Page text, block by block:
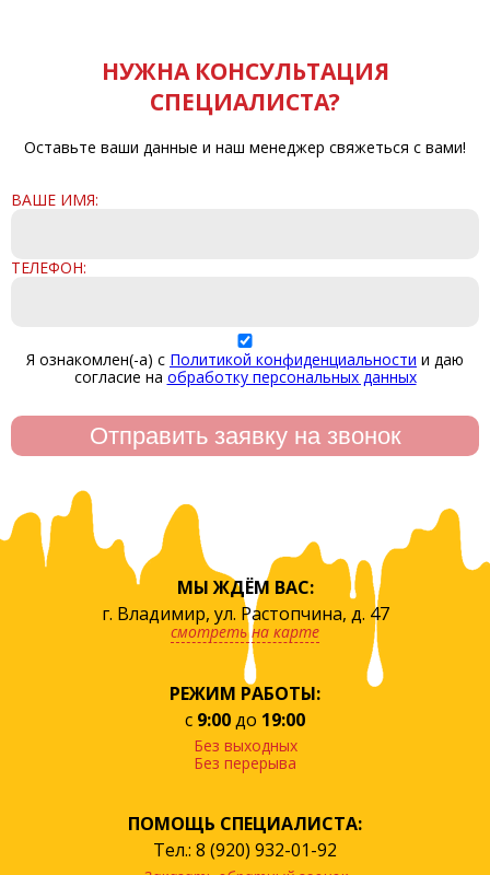
НУЖНА КОНСУЛЬТАЦИЯ
СПЕЦИАЛИСТА?
Оставьте ваши данные и наш менеджер свяжеться с вами!
ВАШЕ ИМЯ:
ТЕЛЕФОН:
Я ознакомлен(-а) с Политикой конфиденциальности и даю
согласие на обработку персональных данных
МЫ ЖДЁМ ВАС:
г. Владимир, ул. Растопчина, д. 47
смотреть на карте
РЕЖИМ РАБОТЫ:
с 9:00до 19:00
Без выходных
Без перерыва
ПОМОЩЬ СПЕЦИАЛИСТА:
Тел.: 8 (920) 932-01-92